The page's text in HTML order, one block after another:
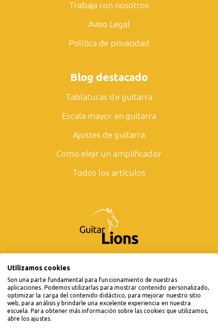
Trabaja con nosotros
Aviso Legal
Política de privacidad
Blog destacado
Tablaturas de guitarra
Escala mayor en guitarra
Ajustes de guitarra
Como elejir un amplificador
Todos los artículos
Utilizamos cookies
Son una parte fundamental para funcionamiento de nuestras
aplicaciones. Podemos utilizarlas para mostrar contenido personalizado,
optimizar la carga del contenido didáctico, para mejorar nuestro sitio
web, para análisis y brindarle una excelente experiencia en nuestra
escuela. Para obtener más información sobre las cookies que utilizamos,
abre los ajustes.